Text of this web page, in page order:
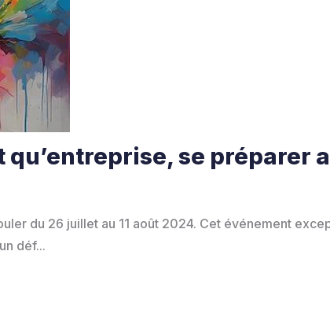
qu’entreprise, se préparer
du 26 juillet au 11 août 2024. Cet événement
déf...